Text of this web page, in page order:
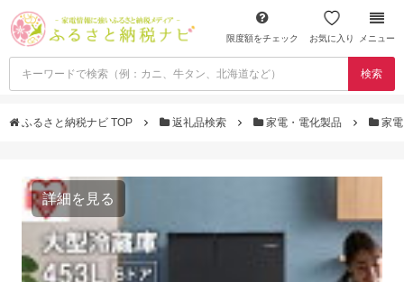
限度額をチェック お気に入り メニュー
検索
ふるさと納税ナビ TOP 返礼品検索 家電・電化製品 家電
詳細を見る